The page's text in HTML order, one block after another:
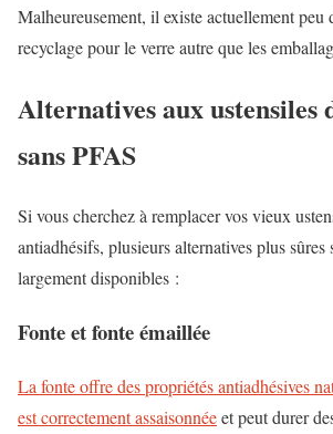
Malheureusement, il existe actuellement peu
recyclage pour le verre autre que les
Alternatives aux ustensiles
sans PFAS
Si vous cherchez à remplacer vos vieux
antiadhésifs, plusieurs alternatives plus sûres
largement disponibles :
Fonte et fonte émaillée
La fonte offre des propriétés antiadhésives
est correctement assaisonnéeet peut durer